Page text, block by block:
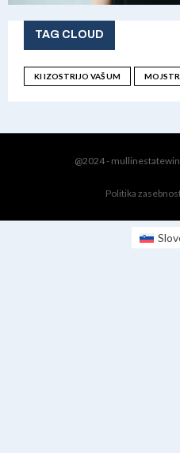
TAG CLOUD
KI IZOSTRIJO VAŠ UM
@2024 -
Politika